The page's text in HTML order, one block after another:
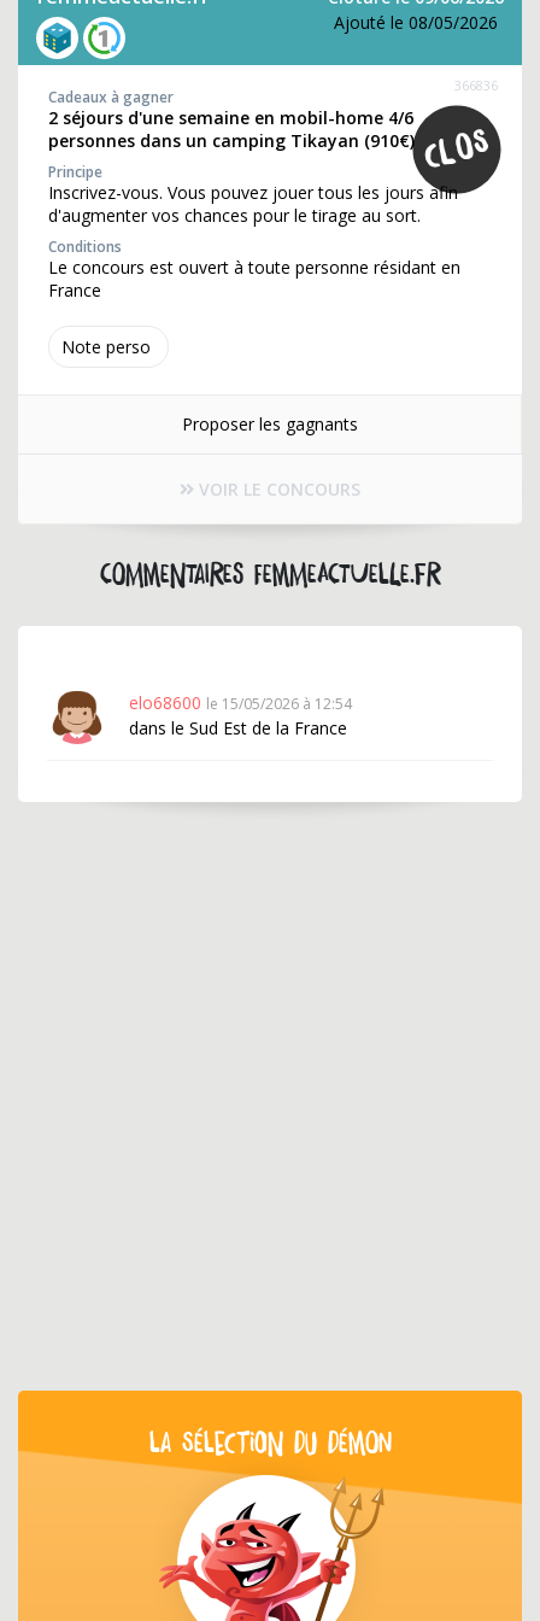
Ajouté le 08/05/2026
Note perso
366836
Cadeaux à gagner
2 séjours d'une semaine en mobil-home 4/6
personnes dans un camping Tikayan (910€)
Principe
Inscrivez-vous. Vous pouvez jouer tous les jours afin
d'augmenter vos chances pour le tirage au sort.
Conditions
Le concours est ouvert à toute personne résidant en
France
Proposer les gagnants
VOIR LE CONCOURS
Commentaires femmeactuelle.fr
elo68600 le 15/05/2026 à 12:54
dans le Sud Est de la France
LA SÉLECTION DU DÉMON